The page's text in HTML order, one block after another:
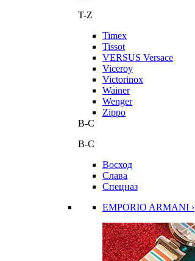
T-Z
Timex
Tissot
VERSUS Versace
Viceroy
Victorinox
Wainer
Wenger
Zippo
В-С
В-С
Восход
Слава
Спецназ
EMPORIO ARMANI ›